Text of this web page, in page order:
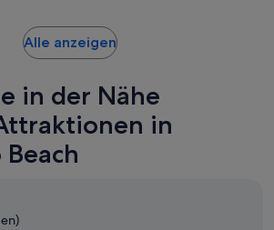
Minuten
Alle anzeigenWird
neuen
geöffnet
in der Nähe
in